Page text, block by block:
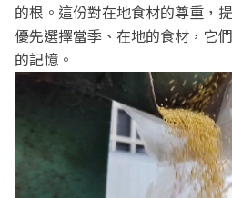
的根。這份對在地食材的尊重，
優先選擇當季、在地的食材，它
的記憶。